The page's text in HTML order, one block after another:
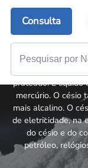
Consulta
prateado. É líquido
mercúrio. O césio
mais alcalino. O
de eletricidade, na
do césio e do
petróleo,